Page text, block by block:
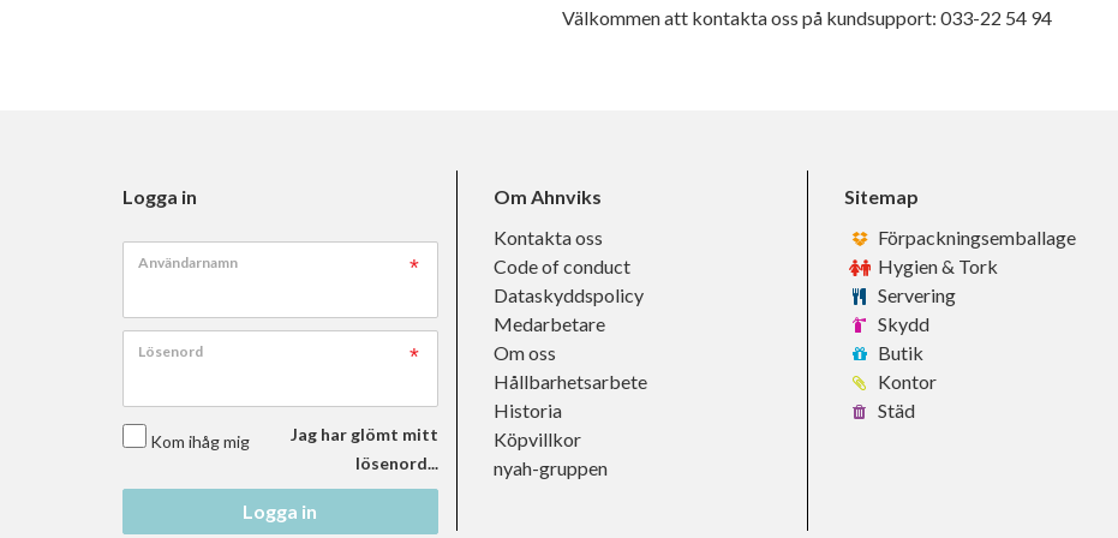
Välkommen att kontakta oss på kundsupport: 033-22 54 94
Logga in
Användarnamn
Lösenord
Kom ihåg mig
Jag har glömt mitt
lösenord...
Logga in
Om Ahnviks
Kontakta oss
Code of conduct
Dataskyddspolicy
Medarbetare
Om oss
Hållbarhetsarbete
Historia
Köpvillkor
nyah-gruppen
Sitemap
Förpackningsemballage
Hygien & Tork
Servering
Skydd
Butik
Kontor
Städ